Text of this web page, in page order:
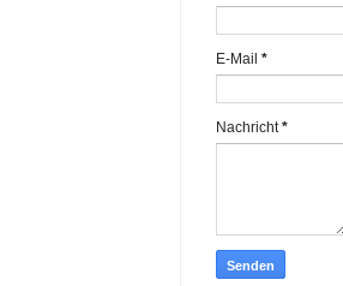
E-Mail *
Nachricht*